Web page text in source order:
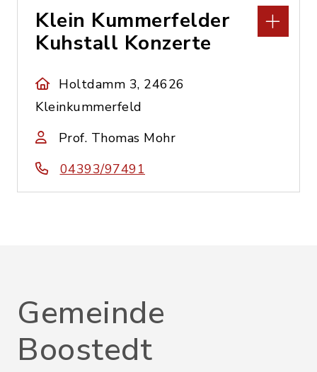
Klein Kummerfelder
Kuhstall Konzerte
Holtdamm 3, 24626
Kleinkummerfeld
Prof. Thomas Mohr
04393/97491
Gemeinde
Boostedt